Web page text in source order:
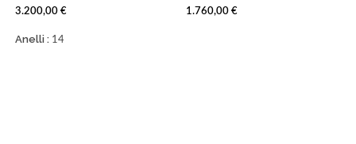
Prezzo
3.200,00 €
Anelli : 14
Prezzo
1.760,00 €